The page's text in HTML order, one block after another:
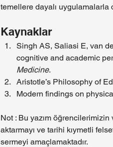
temellere dayalı uygulamalarla
Kaynaklar
Singh AS, Saliasi E, van
cognitive and academic
Medicine.
Aristotle’s Philosophy of
Modern findings on
Not : Bu yazım
aktarmayı ve tarihi kıymetli
sermeyi amaçlamaktadır.